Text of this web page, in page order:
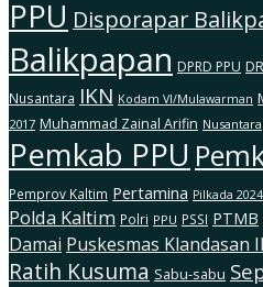
PPU Disporapar
Balikpapan DPRD PPU
Nusantara IKN Kodam Vl/Mulawarman
2017 Muhammad Zainal Arifin Nusantara
Pemkab PPU
Pemprov Kaltim Pertamina Pilkada 2024
Polda Kaltim Polri PPU PSSI PTMB
Damai Puskesmas Klandasan
Ratih Kusuma Sabu-sabu